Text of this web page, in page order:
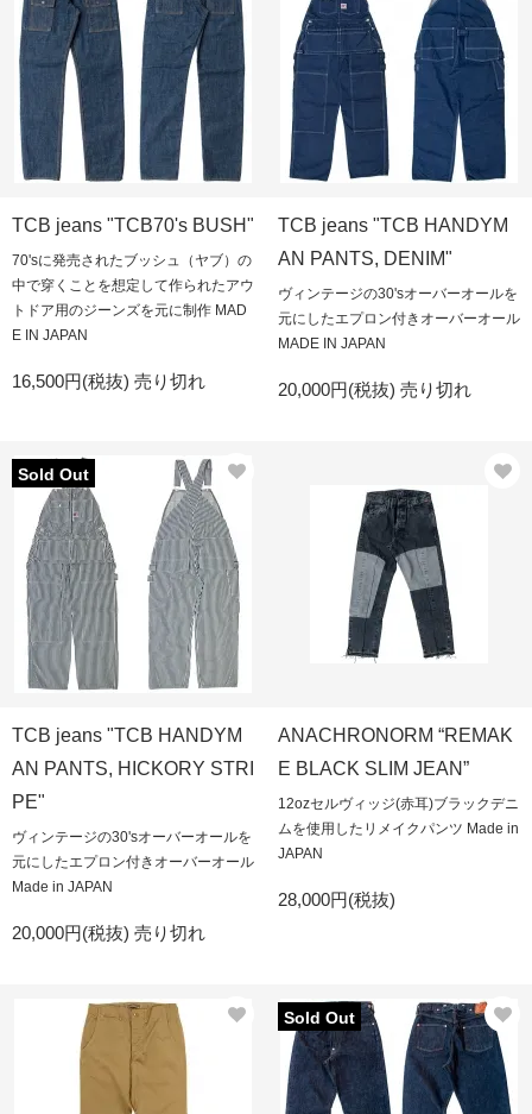
TCB jeans "TCB70's BUSH"
70'sに発売されたブッシュ（ヤブ）の
中で穿くことを想定して作られたアウ
トドア用のジーンズを元に制作 MAD
E IN JAPAN
16,500円(税抜) 売り切れ
TCB jeans "TCB HANDYM
AN PANTS, DENIM"
ヴィンテージの30'sオーバーオールを
元にしたエプロン付きオーバーオール
MADE IN JAPAN
20,000円(税抜) 売り切れ
Sold Out
TCB jeans "TCB HANDYM
AN PANTS, HICKORY STRI
PE"
ヴィンテージの30'sオーバーオールを
元にしたエプロン付きオーバーオール
Made in JAPAN
20,000円(税抜) 売り切れ
ANACHRONORM “REMAK
E BLACK SLIM JEAN”
12ozセルヴィッジ(赤耳)ブラックデニ
ムを使用したリメイクパンツ Made in
JAPAN
28,000円(税抜)
Sold Out